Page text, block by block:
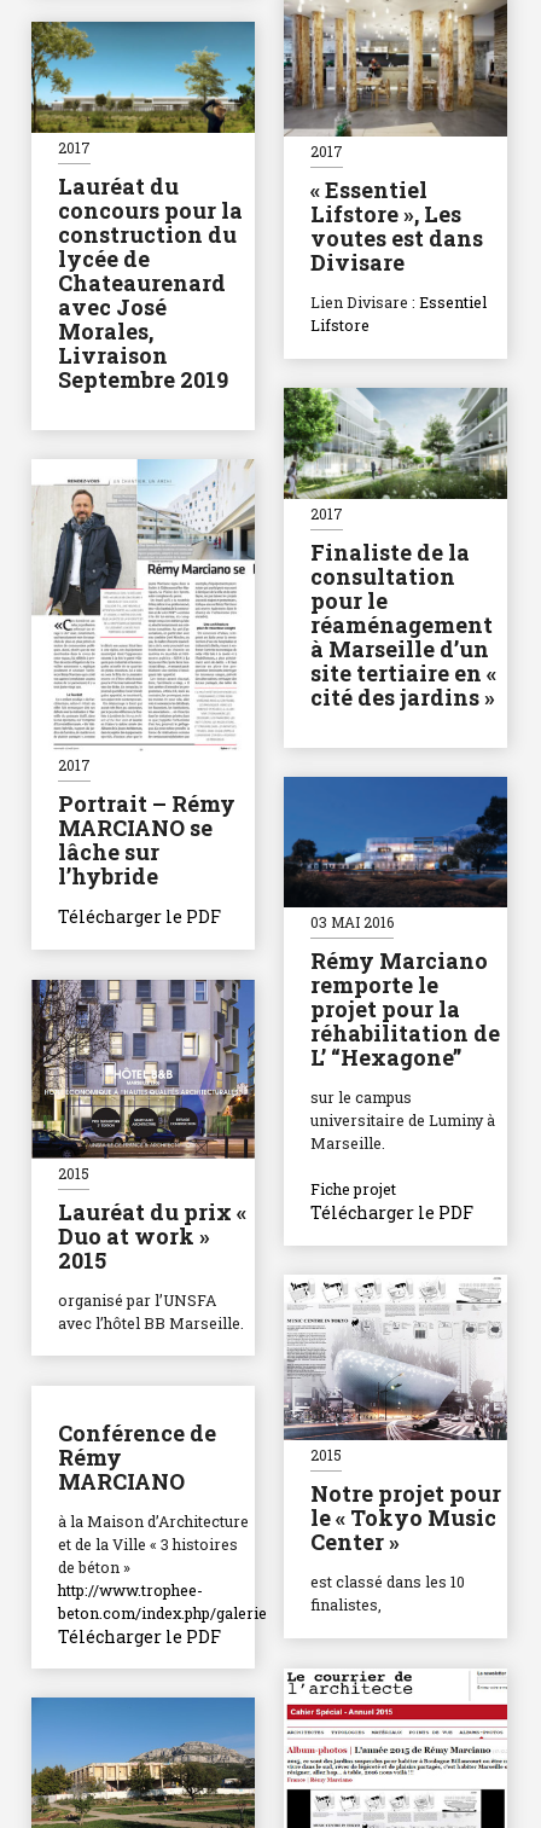
2017
« Essentiel
Lifstore », Les
voutes est dans
Divisare
Lien Divisare : Essentiel
Lifstore
2017
Lauréat du
concours pour la
construction du
lycée de
Chateaurenard
avec José
Morales,
Livraison
Septembre 2019
2017
Finaliste de la
consultation
pour le
réaménagement
à Marseille d’un
site tertiaire en «
cité des jardins »
2017
Portrait – Rémy
MARCIANO se
lâche sur
l’hybride
Télécharger le PDF 03 MAI 2016
Rémy Marciano
remporte le
projet pour la
réhabilitation de
L’ “Hexagone”
sur le campus
universitaire de Luminy à
Marseille.
Fiche projet
Télécharger le PDF
2015
Lauréat du prix «
Duo at work »
2015
organisé par l’UNSFA
avec l’hôtel BB Marseille.
2015
Notre projet pour
le « Tokyo Music
Center »
est classé dans les 10
finalistes,
Conférence de
Rémy
MARCIANO
à la Maison d’Architecture
et de la Ville « 3 histoires
de béton »
http://www.trophee-
beton.com/index.php/galerie
Télécharger le PDF